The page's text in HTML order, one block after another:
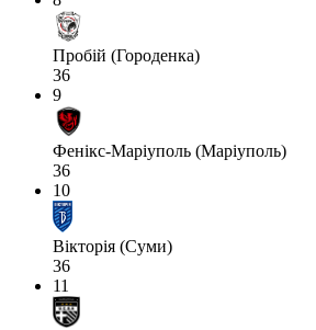
Пробій (Городенка)
36
9
Фенікс-Маріуполь (Маріуполь)
36
10
Вікторія (Суми)
36
11